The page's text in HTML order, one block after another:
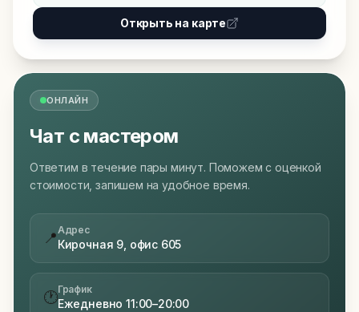
Открыть на карте
ОНЛАЙН
Чат с мастером
Ответим в течение пары минут. Поможем с оценкой
стоимости, запишем на удобное время.
📍Адрес
Кирочная 9, офис 605
🕐График
Ежедневно 11:00–20:00